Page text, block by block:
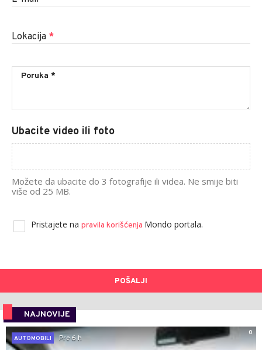
Lokacija *
Ubacite video ili foto
Možete da ubacite do 3 fotografije ili videa. Ne smije biti
više od 25 MB.
Pristajete na pravila korišćenja Mondo portala.
POŠALJI
NAJNOVIJE
0
AUTOMOBILI
Pre 6 h